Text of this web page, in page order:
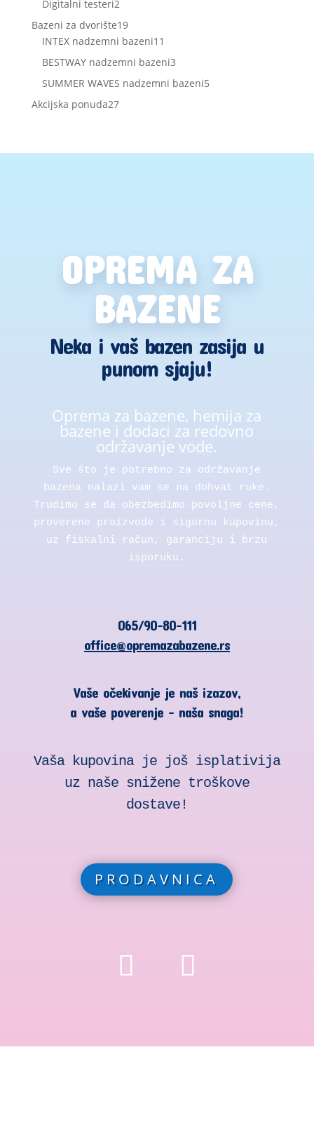
Digitalni testeri22
proizvoda
Bazeni za dvorište1919
proizvoda
INTEX nadzemni bazeni11
proizvoda
BESTWAY nadzemni bazeni33
proizvoda
SUMMER WAVES nadzemni bazeni55
Akcijska ponuda2727
OPREMA ZA
BAZENE
Neka i vaš bazen zasija u
punom sjaju!
Oprema za bazene, hemija za
bazene i dodaci za redovno
održavanje vode.
Sve što je potrebno za održavanje
bazena nalazi vam se na dohvat ruke.
Trudimo se da obezbedimo povoljne cene,
proverene proizvode i sigurnu kupovinu,
uz fiskalni račun, garanciju i brzu
isporuku.
065/90-80-111
office@opremazabazene.rs
Vaše očekivanje je naš izazov,
a vaše poverenje – naša snaga!
Vaša kupovina je još isplativija
uz naše snižene troškove
dostave!
PRODAVNICA